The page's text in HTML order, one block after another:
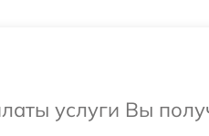
услуги Вы